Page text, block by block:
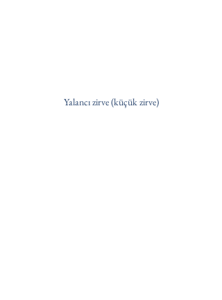
Yalancı zirve (küçük zirve)